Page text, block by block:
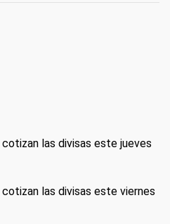
las divisas este jueves
las divisas este viernes